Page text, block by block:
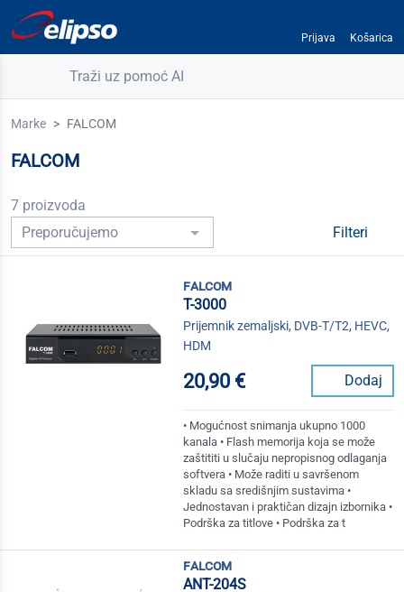
Prijava Košarica
Traži uz pomoć AI
Marke FALCOM
FALCOM
7 proizvoda
Filteri
falcom
T-3000
Prijemnik zemaljski, DVB-T/T2, HEVC,
HDM
20,90 € Dodaj
• Mogućnost snimanja ukupno 1000
kanala • Flash memorija koja se može
zaštititi u slučaju nepropisnog odlaganja
softvera • Može raditi u savršenom
skladu sa središnjim sustavima •
Jednostavan i praktičan dizajn izbornika •
Podrška za titlove • Podrška za t
falcom
ANT-204S